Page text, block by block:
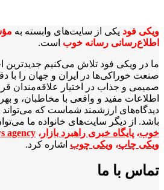
ویکی‌ فود یکی از سایت‌های وابسته به
اطلاع‌رسانی رسانه خوب است.
ما در ویکی‌ فود تلاش می‌کنیم جدیدترین
صنعت خوراکی‌ها در ایران و جهان را
صمیمی و جذاب در اختیار علاقه‌مندان
اطلاعات مفید و واقعی با مخاطبان، و
دیدگاه‌های ارزشمند شماست که
باشد. از دیگر سایت‌های خانواده ما
خوب، پایگاه خبری راهبرد بازار ، agency
ویکی چاپ، ویکی چوب اشاره کرد.
تماس با ما